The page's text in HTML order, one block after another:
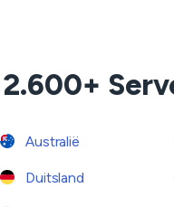
2.600+
Australië
Duitsland